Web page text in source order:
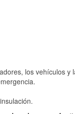
los vehículos